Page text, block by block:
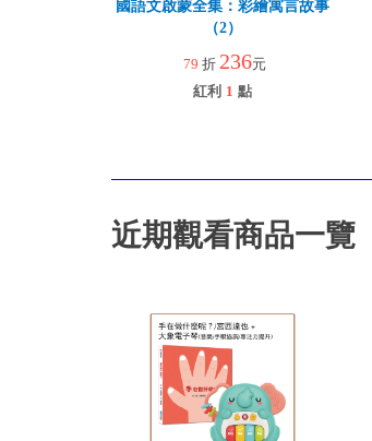
國語文啟蒙全集：彩繪寓言故事
（2）
79 折 236元
紅利 1 點
近期觀看商品一覽